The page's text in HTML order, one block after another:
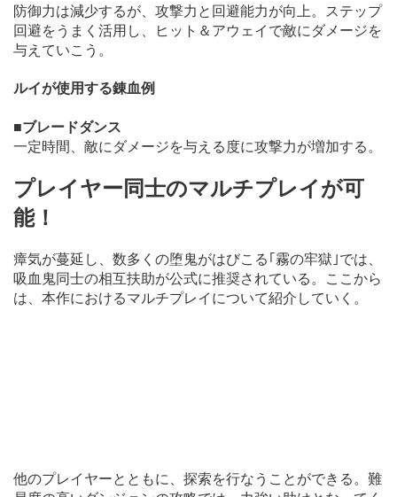
防御力は減少するが、攻撃力と回避能力が向上。ステップ
回避をうまく活用し、ヒット＆アウェイで敵にダメージを
与えていこう。
ルイが使用する錬血例
■ブレードダンス
一定時間、敵にダメージを与える度に攻撃力が増加する。
プレイヤー同士のマルチプレイが可
能！
瘴気が蔓延し、数多くの堕鬼がはびこる｢霧の牢獄｣では、
吸血鬼同士の相互扶助が公式に推奨されている。ここから
は、本作におけるマルチプレイについて紹介していく。
他のプレイヤーとともに、探索を行なうことができる。難